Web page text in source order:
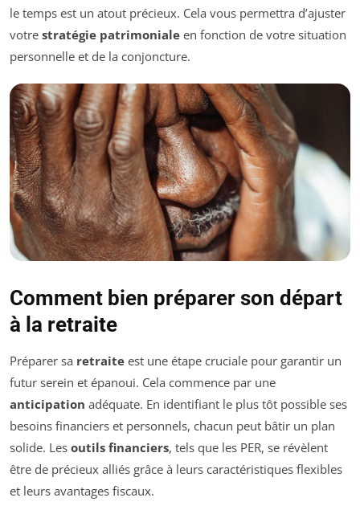
le temps est un atout précieux. Cela vous permettra d’ajuster
votre stratégie patrimoniale en fonction de votre situation
personnelle et de la conjoncture.
Comment bien préparer son départ
à la retraite
Préparer sa retraite est une étape cruciale pour garantir un
futur serein et épanoui. Cela commence par une
anticipation adéquate. En identifiant le plus tôt possible ses
besoins financiers et personnels, chacun peut bâtir un plan
solide. Les outils financiers, tels que les PER, se révèlent
être de précieux alliés grâce à leurs caractéristiques flexibles
et leurs avantages fiscaux.